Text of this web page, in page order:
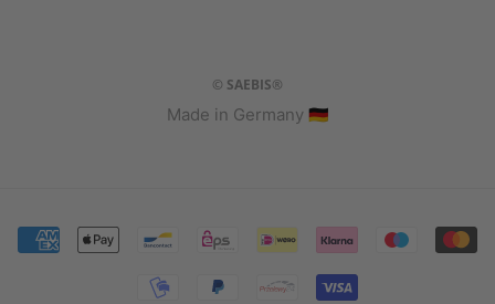
© SAEBIS®
Made in Germany 🇩🇪